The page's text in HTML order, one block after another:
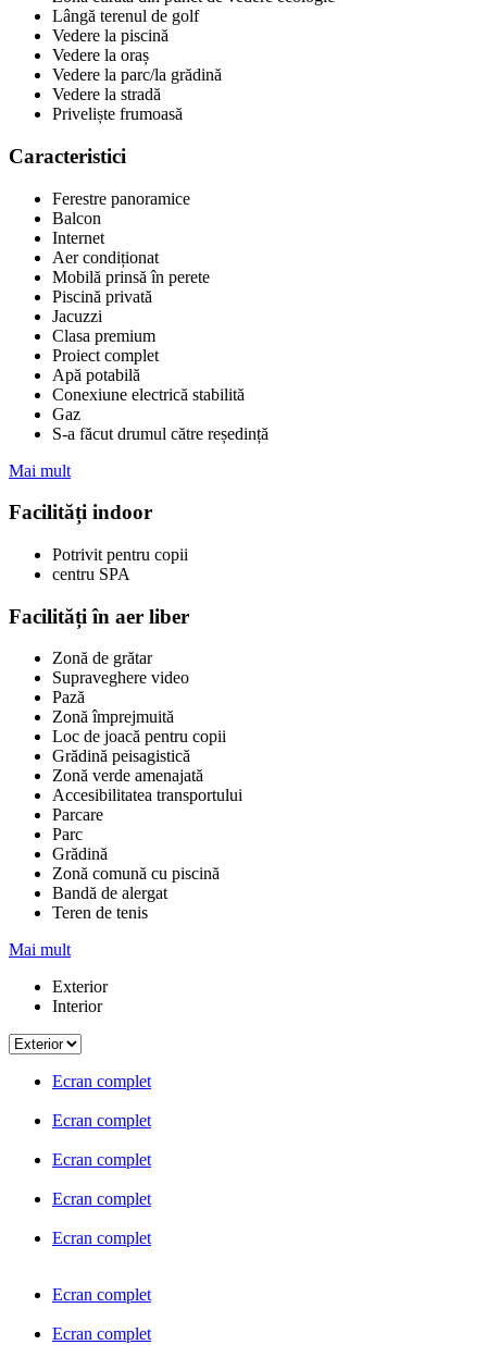
Lângă terenul de golf
Vedere la piscină
Vedere la oraș
Vedere la parc/la grădină
Vedere la stradă
Priveliște frumoasă
Caracteristici
Ferestre panoramice
Balcon
Internet
Aer condiționat
Mobilă prinsă în perete
Piscină privată
Jacuzzi
Clasa premium
Proiect complet
Apă potabilă
Conexiune electrică stabilită
Gaz
S-a făcut drumul către reședință
Mai mult
Facilități indoor
Potrivit pentru copii
centru SPA
Facilități în aer liber
Zonă de grătar
Supraveghere video
Pază
Zonă împrejmuită
Loc de joacă pentru copii
Grădină peisagistică
Zonă verde amenajată
Accesibilitatea transportului
Parcare
Parc
Grădină
Zonă comună cu piscină
Bandă de alergat
Teren de tenis
Mai mult
Exterior
Interior
Ecran complet
Ecran complet
Ecran complet
Ecran complet
Ecran complet
Ecran complet
Ecran complet